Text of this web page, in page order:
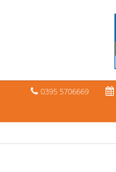
0395 5706669